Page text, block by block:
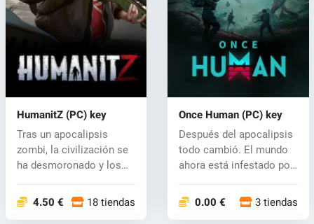
HumanitZ (PC) key
Tras un apocalipsis
zombi, la civilización se
ha desmoronado y los
4.50 € 18 tiendas
Once Human (PC) key
Después del apocalipsis
todo cambió. El mundo
ahora está infestado por
0.00 € 3 tiendas